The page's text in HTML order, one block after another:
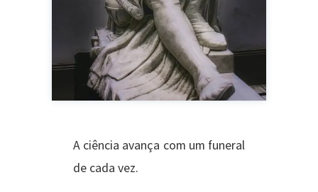
A ciência avança com um funeral
de cada vez.